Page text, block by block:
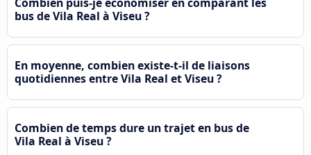
bus de Vila Real à Viseu ?
En moyenne, combien existe-t-il de liaisons
quotidiennes entre Vila Real et Viseu ?
Combien de temps dure un trajet en bus de
Vila Real à Viseu ?